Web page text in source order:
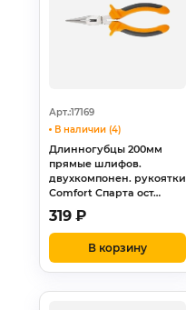
Арт.:17169
В наличии (4)
Длинногубцы 200мм
прямые шлифов.
двухкомпонен. рукоятки
Comfort Спарта ост…
319 ₽
В корзину